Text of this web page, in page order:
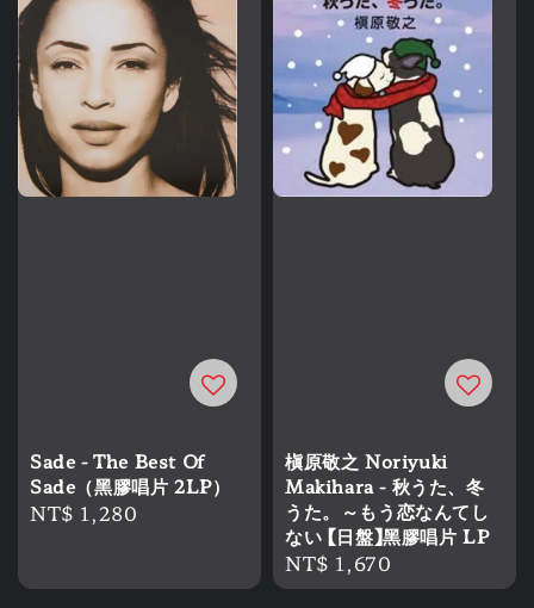
Sade - The Best Of
Sade（黑膠唱片 2LP）
Regular
NT$ 1,280
槇原敬之 Noriyuki
Makihara - 秋うた、冬
うた。～もう恋なんてし
ない 【日盤】黑膠唱片 LP
Regular
price
NT$ 1,670